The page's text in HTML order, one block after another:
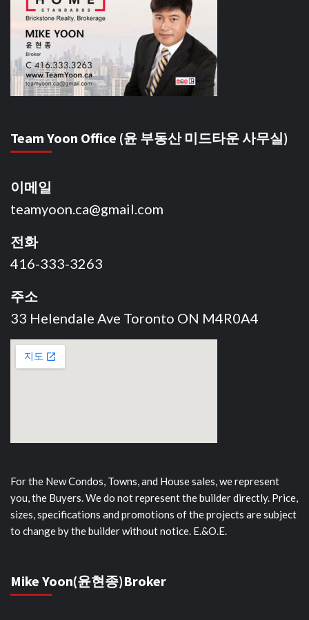
Team Yoon Office (윤 부동산 미드타운 사무실)
이메일
teamyoon.ca@gmail.com
전화
416-333-3263
주소
33 Helendale Ave Toronto ON M4R0A4
For the New Condos, Towns, and House sales, we represent
you, the Buyers. We do not represent the builder directly. Price,
sizes, specifications and promotions of the projects are subject
to change by the builder without notice. E.&O.E.
Mike Yoon(윤현종)Broker